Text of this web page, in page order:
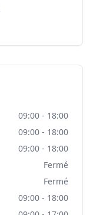
09:00 - 18:00
09:00 - 18:00
09:00 - 18:00
Fermé
Fermé
09:00 - 18:00